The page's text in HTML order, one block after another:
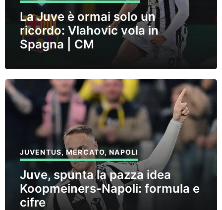
La Juve è ormai solo un
ricordo: Vlahovic vola in
Spagna | CM
JUVENTUS,MERCATO,NAPOLI
Juve, spunta la pazza idea
Koopmeiners-Napoli: formula e
cifre